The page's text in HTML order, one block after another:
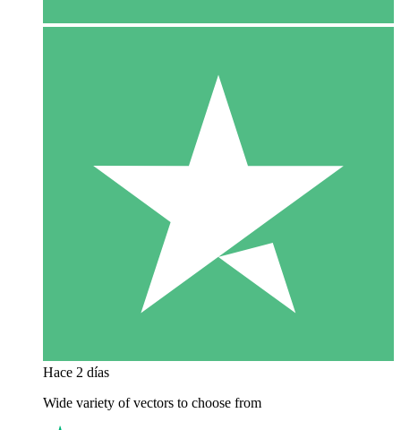
Hace 2 días
Wide variety of vectors to choose from